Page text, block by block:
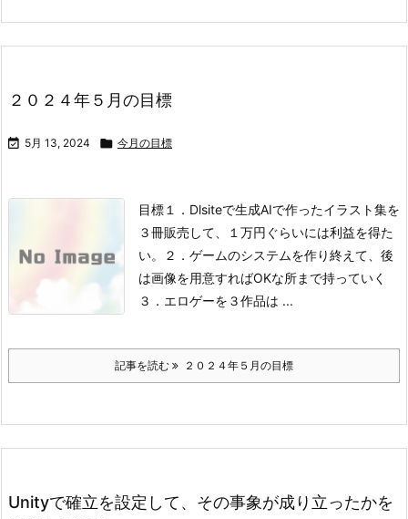
２０２４年５月の目標
 5月 13, 2024  今月の目標
目標１．Dlsiteで生成AIで作ったイラスト集を
３冊販売して、１万円ぐらいには利益を得た
い。
２．ゲームのシステムを作り終えて、後
は画像を用意すればOKな所まで持っていく
３．エロゲーを３作品は ...
記事を読む ２０２４年５月の目標
Unityで確立を設定して、その事象が成り立ったかを